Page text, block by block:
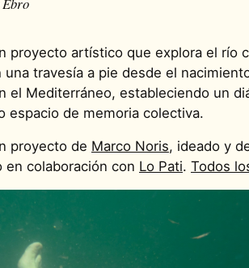
proyecto artístico que explora el río
una travesía a pie desde el
el Mediterráneo, estableciendo un
espacio de memoria colectiva.
proyecto de Marco Noris, ideado y
en colaboración con Lo Pati. Todos